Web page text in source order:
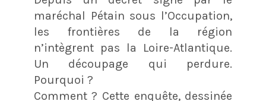
maréchal Pétain sous l’Occupation,
les frontières de la région
n’intègrent pas la Loire-Atlantique.
Un découpage qui perdure.
Pourquoi ?
Comment ? Cette enquête, dessinée